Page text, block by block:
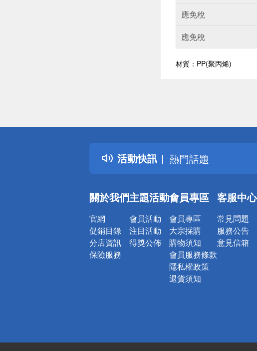
應免稅
應免稅
材質：PP(聚丙烯)
活動快訊
詐騙網頁！請小心
得獎公告
熱門話題
銀行優惠
詐騙網頁！請小心
關於我們
官網
促銷目錄
分店資訊
保險服務
主題活動
會員活動
注目活動
得獎公佈
會員專區
會員專區
大宗採購
購物須知
會員服務條款
隱私權政策
退貨須知
客服中心
常見問題
服務公告
意見信箱